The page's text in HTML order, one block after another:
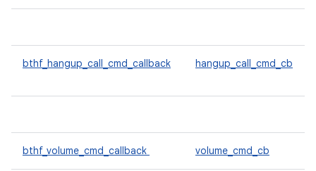
bthf_hangup_call_cmd_callback hangup_call_cmd_cb
bthf_volume_cmd_callback volume_cmd_cb